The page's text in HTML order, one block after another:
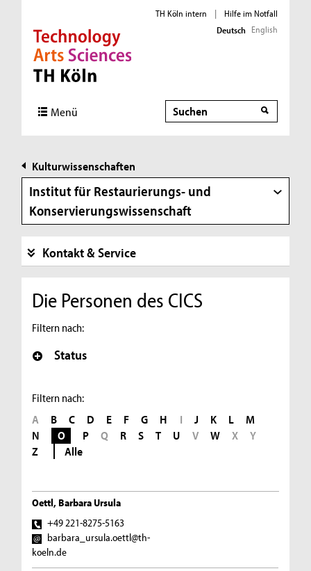
Direkt zur Hauptnavigation
Direkt zur Subnavigation
Direkt zum Inhalt
Direkt zum Fußbereich
TH Köln intern |
Hilfe im Notfall
Deutsch English
Menü Suche
Suche
Kulturwissenschaften
Institut für Restaurierungs- und
Konservierungswissenschaft
Kontakt & Service
Die Personen des CICS
Filtern nach:
Status
Filtern nach:
A B C D E F G H I J K L
M
N
O P Q R S T U V W X
Y
Z
Alle
Oettl, Barbara Ursula
+49 221-8275-5163
barbara_ursula.oettl@th-
koeln.de